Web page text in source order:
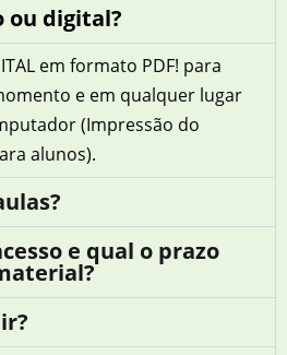
ou digital?
em formato PDF! para
e em qualquer lugar
(Impressão do
alunos).
e qual o prazo